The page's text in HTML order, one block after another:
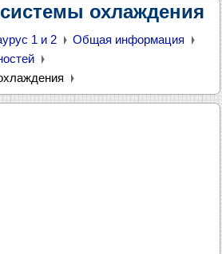
охлаждения
1 и 2
Общая информация